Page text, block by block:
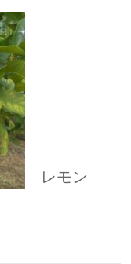
レモン